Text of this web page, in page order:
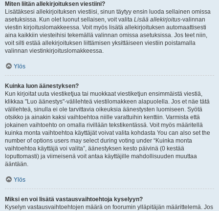
Miten liitän allekirjoituksen viestiini?
Lisätäksesi allekirjoituksen viestiisi, sinun täytyy ensin luoda sellainen omissa
asetuksissa. Kun olet luonut sellaisen, voit valita Lisää allekirjoitus-valinnan
viestin kirjoituslomakkeessa. Voit myös lisätä allekirjoituksen automaattisesti
aina kaikkiin viesteihisi tekemällä valinnan omissa asetuksissa. Jos teet niin,
voit silti estää allekirjoituksen liittämisen yksittäiseen viestiin poistamalla
valinnan viestinkirjoituslomakkeessa.
Ylös
Kuinka luon äänestyksen?
Kun kirjoitat uuta viestiketjua tai muokkaat viestiketjun ensimmäistä viestiä,
klikkaa "Luo äänestys"-välilehteä viestilomakkeen alapuolella. Jos et näe tätä
välilehteä, sinulla ei ole tarvittavia oikeuksia äänestysten luomiseen. Syötä
otsikko ja ainakin kaksi vaihtoehtoa niille varattuihin kenttiin. Varmista että
jokainen vaihtoehto on omalla rivillään tekstikentässä. Voit myös määritellä
kuinka monta vaihtoehtoa käyttäjät voivat valita kohdasta You can also set the
number of options users may select during voting under “Kuinka monta
vaihtoehtoa käyttäjä voi valita”, äänestyksen kesto päivinä (0 kestää
loputtomasti) ja viimeisenä voit antaa käyttäjille mahdollisuuden muuttaa
ääntään.
Ylös
Miksi en voi lisätä vastausvaihtoehtoja kyselyyn?
Kyselyn vastausvaihtoehtojen määrä on foorumin ylläpitäjän määrittelemä. Jos